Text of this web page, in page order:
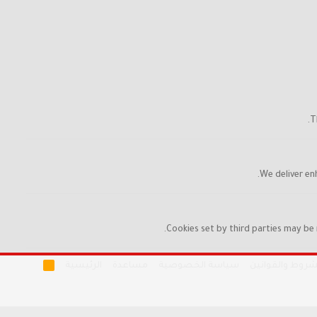
We deliver
Cookies set by third parties may